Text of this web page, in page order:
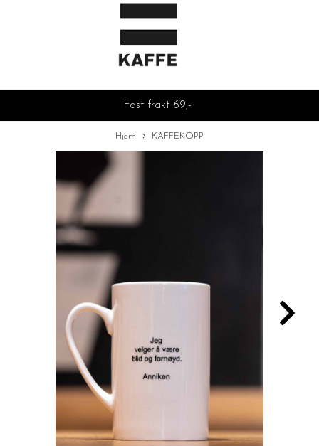
Fast frakt 69,-
Hjem KAFFEKOPP